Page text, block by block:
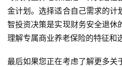
金计划。选择适合自己需求的计
智投资决策是实现财务安全退休
理解专属商业养老保险的特征和
最后如果您正在考虑了解更多关